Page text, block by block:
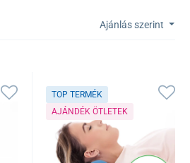
Ajánlás szerint
TOP TERMÉK
AJÁNDÉK ÖTLETEK